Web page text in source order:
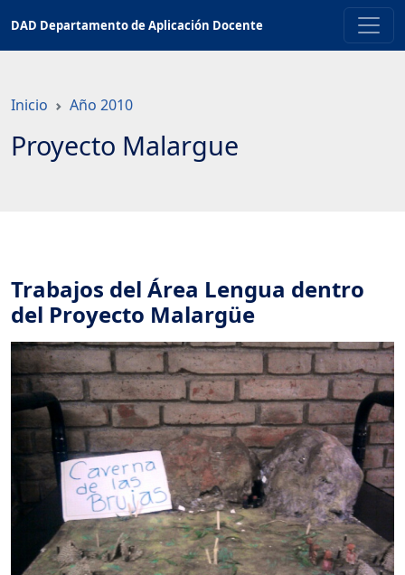
contenido
DAD Departamento de Aplicación Docente
Inicio Año 2010
Proyecto Malargue
Trabajos del Área Lengua dentro
del Proyecto Malargüe